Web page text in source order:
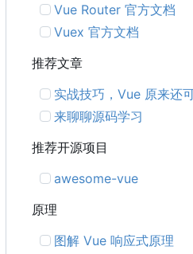
Vue Router 官方文档
Vuex 官方文档
推荐文章
实战技巧 ，Vue 原来还
来聊聊源码学习
推荐开源项目
awesome-vue
原理
图解 Vue 响应式原理